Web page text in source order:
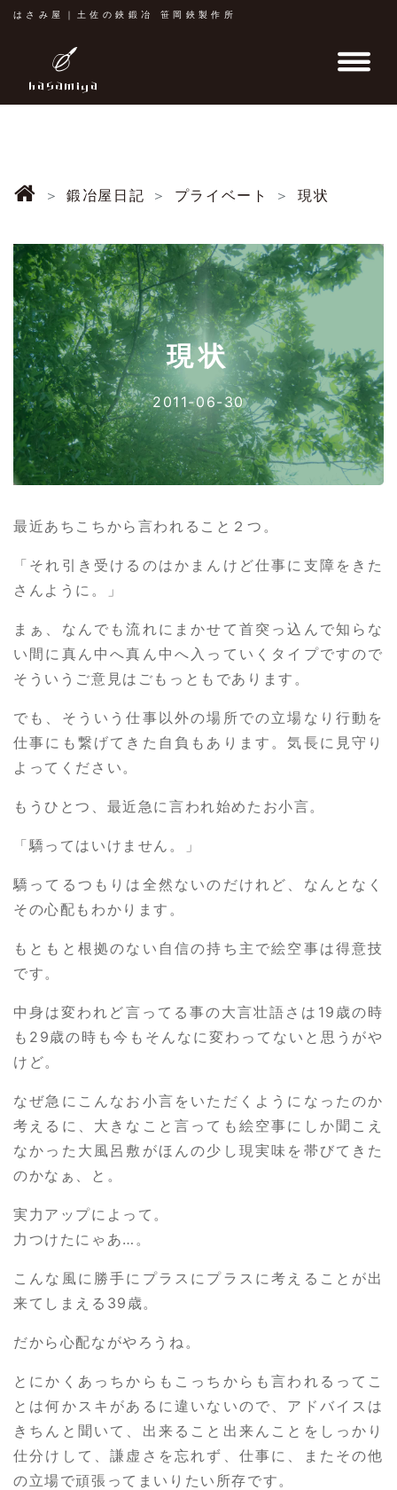
はさみ屋｜土佐の鋏鍛冶 笹岡鋏製作所
鍛冶屋日記 プライベート 現状
現状
2011-06-30
最近あちこちから言われること２つ。
「それ引き受けるのはかまんけど仕事に支障をきた
さんように。」
まぁ、なんでも流れにまかせて首突っ込んで知らな
い間に真ん中へ真ん中へ入っていくタイプですので
そういうご意見はごもっともであります。
でも、そういう仕事以外の場所での立場なり行動を
仕事にも繋げてきた自負もあります。気長に見守り
よってください。
もうひとつ、最近急に言われ始めたお小言。
「驕ってはいけません。」
驕ってるつもりは全然ないのだけれど、なんとなく
その心配もわかります。
もともと根拠のない自信の持ち主で絵空事は得意技
です。
中身は変われど言ってる事の大言壮語さは19歳の時
も29歳の時も今もそんなに変わってないと思うがや
けど。
なぜ急にこんなお小言をいただくようになったのか
考えるに、大きなこと言っても絵空事にしか聞こえ
なかった大風呂敷がほんの少し現実味を帯びてきた
のかなぁ、と。
実力アップによって。
力つけたにゃあ…。
こんな風に勝手にプラスにプラスに考えることが出
来てしまえる39歳。
だから心配ながやろうね。
とにかくあっちからもこっちからも言われるってこ
とは何かスキがあるに違いないので、アドバイスは
きちんと聞いて、出来ること出来んことをしっかり
仕分けして、謙虚さを忘れず、仕事に、またその他
の立場で頑張ってまいりたい所存です。